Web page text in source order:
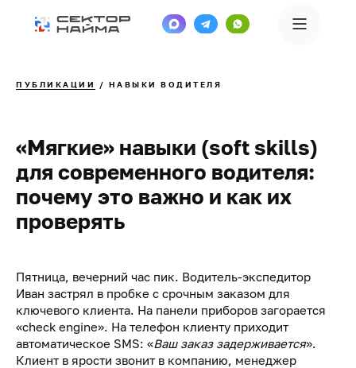
ПУБЛИКАЦИИ / НАВЫКИ ВОДИТЕЛЯ
«Мягкие» навыки (soft skills)
для современного водителя:
почему это важно и как их
проверять
Пятница, вечерний час пик. Водитель-экспедитор
Иван застрял в пробке с срочным заказом для
ключевого клиента. На панели приборов загорается
«check engine». На телефон клиенту приходит
автоматическое SMS: «Ваш заказ задерживается».
Клиент в ярости звонит в компанию, менеджер